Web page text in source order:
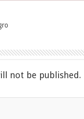
not be published.